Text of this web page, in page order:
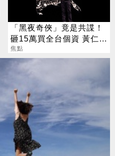
「黑夜奇俠」竟是共諜！
砸15萬買全台個資 黃仁
勳、張麗善也受害
焦點